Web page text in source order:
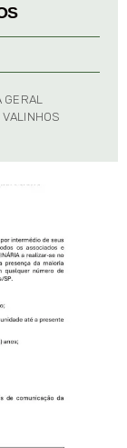
GERAL